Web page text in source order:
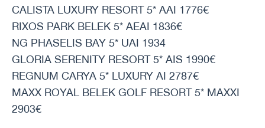
CALISTA LUXURY RESORT 5* AAI 1776€
RIXOS PARK BELEK 5* AEAI 1836€
NG PHASELIS BAY 5* UAI 1934
GLORIA SERENITY RESORT 5* AIS 1990€
REGNUM CARYA 5* LUXURY AI 2787€
MAXX ROYAL BELEK GOLF RESORT 5* MAXXI
2903€